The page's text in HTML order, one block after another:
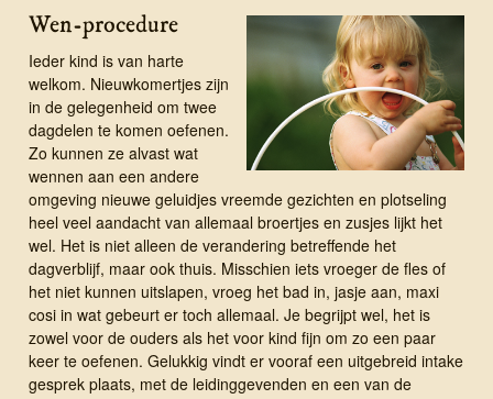
Wen-procedure
Ieder kind is van harte
welkom. Nieuw­ko­mer­tjes zijn
in de ge­legen­heid om twee
dag­delen te komen oefenen.
Zo kunnen ze alvast wat
wennen aan een andere
omgeving nieuwe geluidjes vreemde gezichten en plotseling
heel veel aandacht van allemaal broertjes en zusjes lijkt het
wel. Het is niet alleen de verandering betreffende het
dagverblijf, maar ook thuis. Misschien iets vroeger de fles of
het niet kunnen uitslapen, vroeg het bad in, jasje aan, maxi
cosi in wat gebeurt er toch allemaal. Je begrijpt wel, het is
zowel voor de ouders als het voor kind fijn om zo een paar
keer te oefenen. Gelukkig vindt er vooraf een uitgebreid intake
gesprek plaats, met de leidinggevenden en een van de